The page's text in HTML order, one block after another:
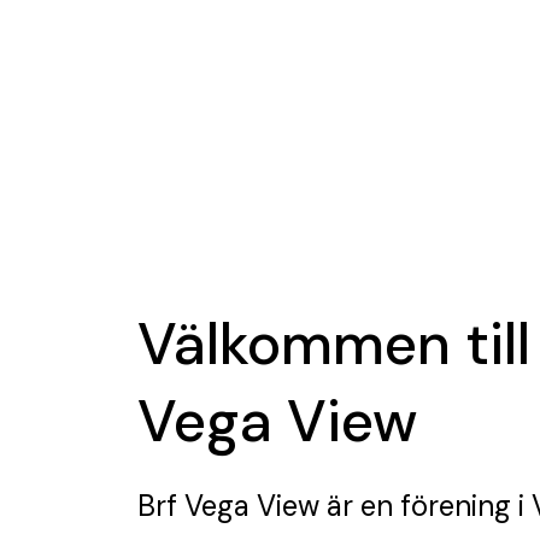
Välkommen
Vega View
Brf Vega View är en förening i